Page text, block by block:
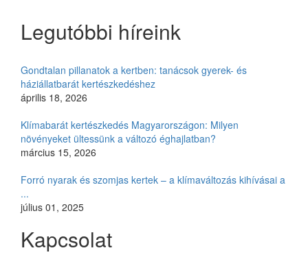
Legutóbbi híreink
Gondtalan pillanatok a kertben: tanácsok gyerek- és
háziállatbarát kertészkedéshez
április 18, 2026
Klímabarát kertészkedés Magyarországon: Milyen
növényeket ültessünk a változó éghajlatban?
március 15, 2026
Forró nyarak és szomjas kertek – a klímaváltozás kihívásai a
...
július 01, 2025
Kapcsolat